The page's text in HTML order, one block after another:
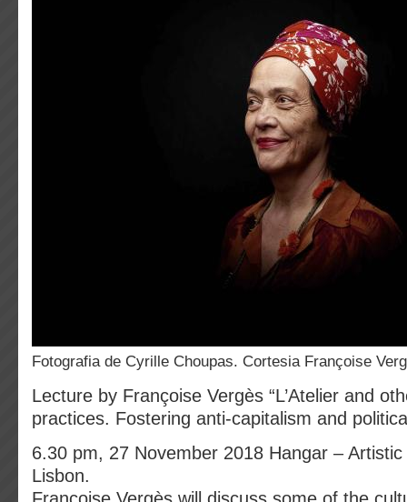
fotografia de Cyrille Choupas. Cortesia Françoise
Lecture by Françoise Vergès “L’Atelier and
practices. Fostering anti-capitalism and
6.30 pm, 27 November 2018 Hangar –
Lisbon.